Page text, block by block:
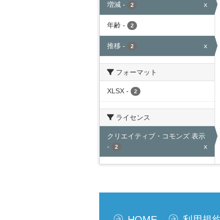
増減 - 2 x
年齢 - 2
推移 - 2 x
フォーマット
XLSX - 2
ライセンス
クリエイティブ・コモンズ 表示
-
2 x